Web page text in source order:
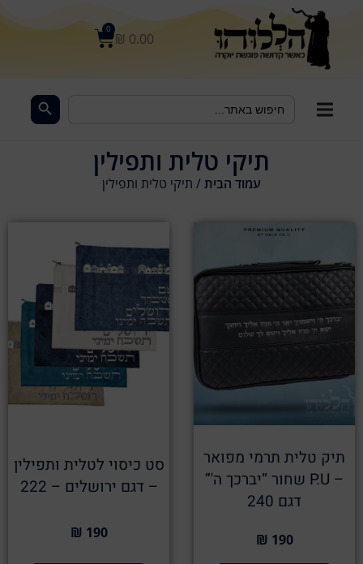
₪ 0.00
0
for:
תיקי טלית ותפילין
עמוד הבית/ תיקי טלית ותפילין
תיק טלית תרמי מפואר
– P.U שחור “יברכך ה'”
דגם 240
190 ₪
סט כיסוי לטלית ותפילין
– דגם ירושלים – 222
190 ₪